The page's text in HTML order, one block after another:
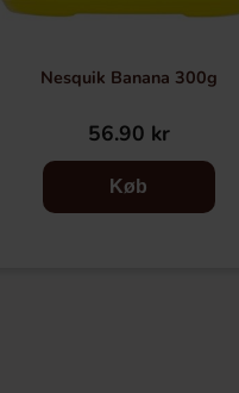
Nesquik Banana 300g
56.90 kr
Køb